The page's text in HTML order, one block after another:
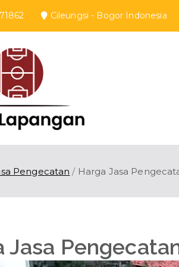
Cileungsi - Bogor
Pengecatan Harga Jasa
Jasa